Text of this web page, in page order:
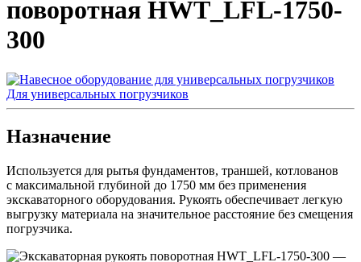
поворотная HWT_LFL-1750-
300
Для универсальных погрузчиков
Назначение
Используется для рытья фундаментов, траншей, котлованов
с максимальной глубиной до 1750 мм без применения
экскаваторного оборудования. Рукоять обеспечивает легкую
выгрузку материала на значительное расстояние без смещения
погрузчика.